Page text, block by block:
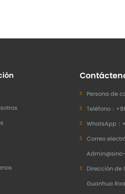
Persona de
Teléfono：
WhatsApp：
Correo
Dirección de
Guanhua